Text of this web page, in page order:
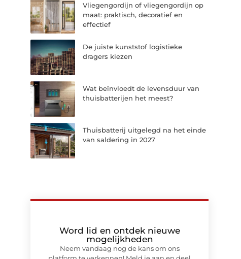
Vliegengordijn of vliegengordijn op
maat: praktisch, decoratief en
effectief
De juiste kunststof logistieke
dragers kiezen
Wat beïnvloedt de levensduur van
thuisbatterijen het meest?
Thuisbatterij uitgelegd na het einde
van saldering in 2027
Word lid en ontdek nieuwe
mogelijkheden
Neem vandaag nog de kans om ons